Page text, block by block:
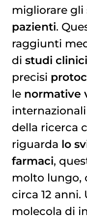
migliorare
pazienti.
raggiunti
di studi clinici
precisi
le normative
della ricerca
riguarda lo
farmaci,
molto lungo,
circa 12 anni.
molecola di